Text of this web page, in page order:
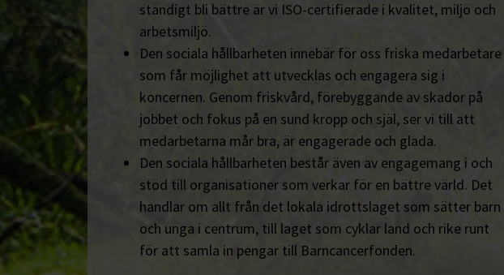
ständigt bli bättre är vi ISO-certifierade i kvalitet, miljö och
arbetsmiljö.
Den sociala hållbarheten innebär för oss friska medarbetare
som får möjlighet att utvecklas och engagera sig i
koncernen. Genom friskvård, förebyggande av skador på
jobbet och fokus på en sund kropp och själ, ser vi till att
medarbetarna mår bra, är engagerade och glada.
Den sociala hållbarheten består även av engagemang i och
stöd till organisationer som verkar för en bättre värld. Det
handlar om allt från det lokala idrottslaget som sätter barn
och unga i centrum, till laget som cyklar land och rike runt
för att samla in pengar till Barncancerfonden.